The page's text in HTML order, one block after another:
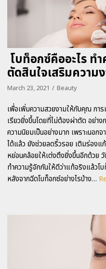
โบท็อกซ์คืออะไร ท
ตัดสินใจเสริมความ
March 23, 2021 Beauty
เพื่อเพิ่มความสวยงามให้กับคุณ กา
เรียวยิ่งขึ้นโดยที่ไม่ต้องผ่าตัด อย่า
ความนิยมเป็นอย่างมาก เพราะนอก
ได้แล้ว ยังช่วยลดริ้วรอย เติมร่อง
หย่อนคล้อยให้เต่งตึงยิ่งขึ้นอีกด้วย วั
ทำความรู้จักกันให้ดีว่าแท้จริงแล้วโ
หลังจากฉีดโบท็อกซ์อย่างไรบ้าง…